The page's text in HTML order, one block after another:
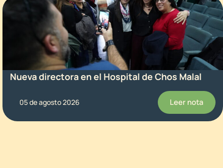
Nueva directora en el Hospital de Chos Malal
05 de agosto 2026 Leer nota